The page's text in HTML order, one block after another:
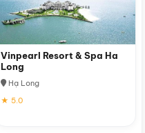
Vinpearl Resort & Spa Ha
Long
Hạ Long
★ 5.0